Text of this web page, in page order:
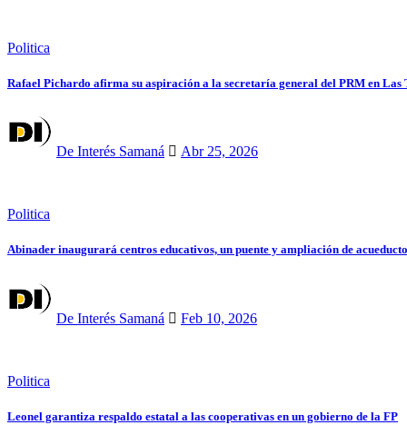
Politica
Rafael Pichardo afirma su aspiración a la secretaría general del PRM en Las
De Interés Samaná Abr 25, 2026
Politica
Abinader inaugurará centros educativos, un puente y ampliación de
De Interés Samaná Feb 10, 2026
Politica
Leonel garantiza respaldo estatal a las cooperativas en un gobierno de la FP